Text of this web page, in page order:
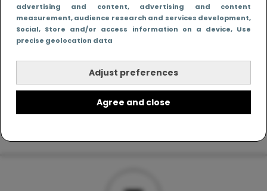
advertising and content, advertising and content
measurement, audience research and services development,
Social, Store and/or access information on a device, Use
precise geolocation data
Adjust preferences
Agree and close